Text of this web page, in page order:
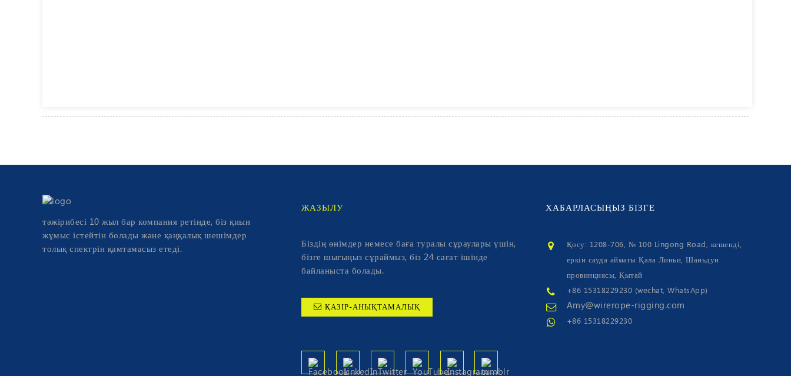
тәжірибесі 10 жыл бар компания ретінде, біз қиын
жұмыс істейтін болады және қаңқалық шешімдер
толық спектрін қамтамасыз етеді.
ЖАЗЫЛУ
Біздің өнімдер немесе баға туралы сұраулары үшін,
бізге шығыңыз сұраймыз, біз 24 сағат ішінде
байланыста болады.
ҚАЗІР-АНЫҚТАМАЛЫҚ
ХАБАРЛАСЫҢЫЗ БІЗГЕ
Қосу: 1208-706, № 100 Lingong Road, кешенді,
еркін сауда аймағы Қала Линьи, Шаньдун
провинциясы, Қытай
+86 15318229230 (wechat, WhatsApp)
Amy@wirerope-rigging.com
+86 15318229230